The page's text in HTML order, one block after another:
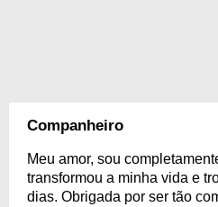
Companheiro
Meu amor, sou
transformou a minha vida e
dias. Obrigada por ser tão